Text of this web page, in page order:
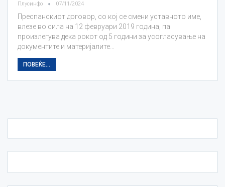
Плусинфо 07/11/2024
Преспанскиот договор, со кој се смени уставното име,
влезе во сила на 12 февруари 2019 година, па
произлегува дека рокот од 5 години за усогласување на
документите и материјалите…
ПОВЕЌЕ...